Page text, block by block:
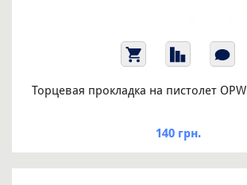
Торцевая прокладка на пистолет OPW
140 грн.